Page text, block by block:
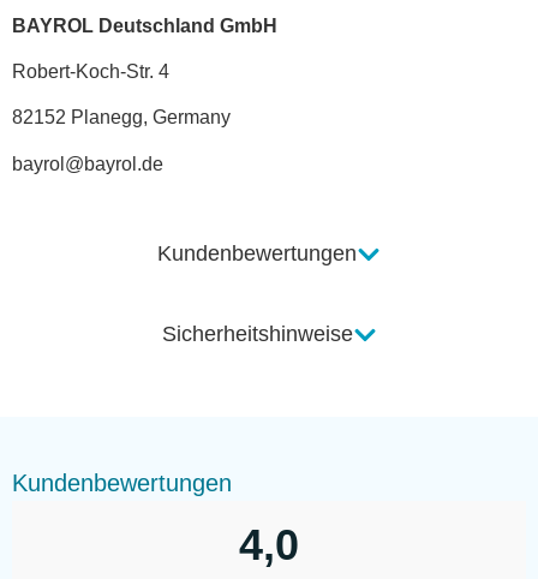
Kundenbewertungen
Sicherheitshinweise
BAYROL Deutschland GmbH
Robert-Koch-Str. 4
82152 Planegg, Germany
bayrol@bayrol.de
Kundenbewertungen
4,0